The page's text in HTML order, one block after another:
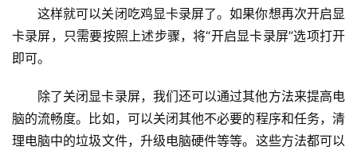
这样就可以关闭吃鸡显卡录屏了。如果你想再次开启显
卡录屏，只需要按照上述步骤，将“开启显卡录屏”选项打开
即可。
除了关闭显卡录屏，我们还可以通过其他方法来提高电
脑的流畅度。比如，可以关闭其他不必要的程序和任务，清
理电脑中的垃圾文件，升级电脑硬件等等。这些方法都可以